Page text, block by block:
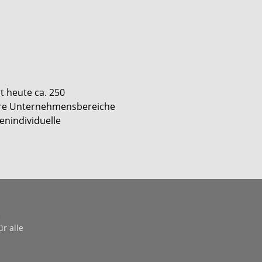
heute ca. 250
Unternehmensbereiche
alle